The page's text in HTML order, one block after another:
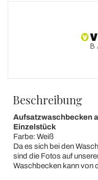
Beschreibung
Aufsatzwaschbecken
Einzelstück
Farbe: Weiß
Da es sich bei den
sind die Fotos auf
Waschbecken kann von